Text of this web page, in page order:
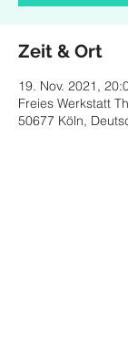
Zeit & Ort
19. Nov. 2021,
Freies Werkstatt
50677 Köln,